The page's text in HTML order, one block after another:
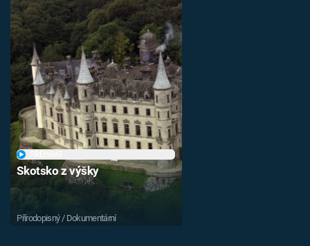
Skotsko z výšky
Přírodopisný / Dokumentární